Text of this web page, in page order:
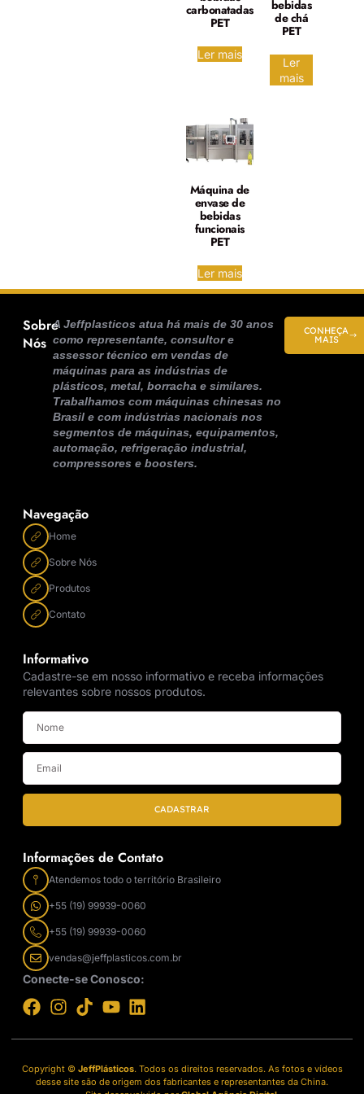
carbonatadas
PET
Ler mais
bebidas
de chá
PET
Ler
mais
Máquina de
envase de
bebidas
funcionais
PET
Ler mais
Sobre
Nós
A Jeffplasticos atua há mais de 30 anos
como representante, consultor e
assessor técnico em vendas de
máquinas para as indústrias de
plásticos, metal, borracha e similares.
Trabalhamos com máquinas chinesas no
Brasil e com indústrias nacionais nos
segmentos de máquinas, equipamentos,
automação, refrigeração industrial,
compressores e boosters.
CONHEÇA
MAIS
Navegação
Home
Sobre Nós
Produtos
Contato
Informativo
Cadastre-se em nosso informativo e receba informações
relevantes sobre nossos produtos.
CADASTRAR
Informações de Contato
Atendemos todo o território Brasileiro
+55 (19) 99939-0060
+55 (19) 99939-0060
vendas@jeffplasticos.com.br
Conecte-se Conosco:
Copyright © JeffPlásticos. Todos os direitos reservados. As fotos e vídeos
desse site são de origem dos fabricantes e representantes da China.